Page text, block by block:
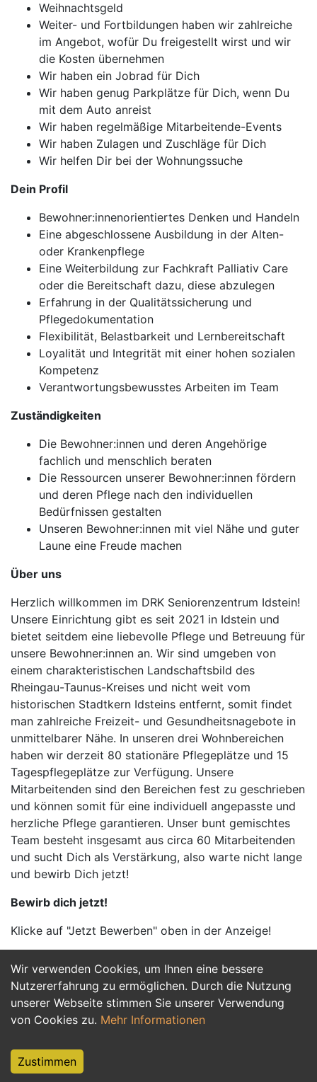
Wir verwenden Cookies, um Ihnen eine bessere
Nutzererfahrung zu ermöglichen. Durch die Nutzung
unserer Webseite stimmen Sie unserer Verwendung
von Cookies zu. Mehr Informationen
Zustimmen
Weihnachtsgeld
Weiter- und Fortbildungen haben wir zahlreiche
im Angebot, wofür Du freigestellt wirst und wir
die Kosten übernehmen
Wir haben ein Jobrad für Dich
Wir haben genug Parkplätze für Dich, wenn Du
mit dem Auto anreist
Wir haben regelmäßige Mitarbeitende-Events
Wir haben Zulagen und Zuschläge für Dich
Wir helfen Dir bei der Wohnungssuche
Dein Profil
Bewohner:innenorientiertes Denken und Handeln
Eine abgeschlossene Ausbildung in der Alten-
oder Krankenpflege
Eine Weiterbildung zur Fachkraft Palliativ Care
oder die Bereitschaft dazu, diese abzulegen
Erfahrung in der Qualitätssicherung und
Pflegedokumentation
Flexibilität, Belastbarkeit und Lernbereitschaft
Loyalität und Integrität mit einer hohen sozialen
Kompetenz
Verantwortungsbewusstes Arbeiten im Team
Zuständigkeiten
Die Bewohner:innen und deren Angehörige
fachlich und menschlich beraten
Die Ressourcen unserer Bewohner:innen fördern
und deren Pflege nach den individuellen
Bedürfnissen gestalten
Unseren Bewohner:innen mit viel Nähe und guter
Laune eine Freude machen
Über uns
Herzlich willkommen im DRK Seniorenzentrum Idstein!
Unsere Einrichtung gibt es seit 2021 in Idstein und
bietet seitdem eine liebevolle Pflege und Betreuung für
unsere Bewohner:innen an. Wir sind umgeben von
einem charakteristischen Landschaftsbild des
Rheingau-Taunus-Kreises und nicht weit vom
historischen Stadtkern Idsteins entfernt, somit findet
man zahlreiche Freizeit- und Gesundheitsnagebote in
unmittelbarer Nähe. In unseren drei Wohnbereichen
haben wir derzeit 80 stationäre Pflegeplätze und 15
Tagespflegeplätze zur Verfügung. Unsere
Mitarbeitenden sind den Bereichen fest zu geschrieben
und können somit für eine individuell angepasste und
herzliche Pflege garantieren. Unser bunt gemischtes
Team besteht insgesamt aus circa 60 Mitarbeitenden
und sucht Dich als Verstärkung, also warte nicht lange
und bewirb Dich jetzt!
Bewirb dich jetzt!
Klicke auf "Jetzt Bewerben" oben in der Anzeige!
Jetzt Bewerben